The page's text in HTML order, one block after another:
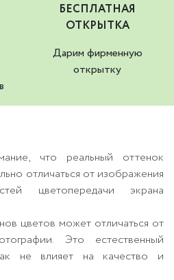
БЕСПЛАТНАЯ
ОТКРЫТКА
Дарим фирменную
открытку
что реальный оттенок
отличаться от изображения
цветопередачи экрана
цветов может отличаться от
Это естественный
не влияет на качество и